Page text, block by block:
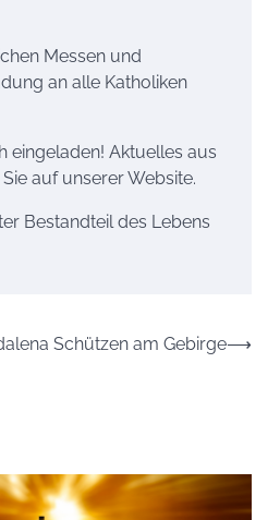
Messen und
an alle Katholiken
eingeladen! Aktuelles aus
auf unserer Website.
Bestandteil des Lebens
Schützen am Gebirge⟶